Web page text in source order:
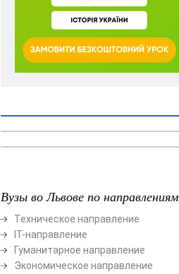
Вузы во Львове по направлениям
Техническое направление
ІТ-направление
Гуманитарное направление
Экономическое направление